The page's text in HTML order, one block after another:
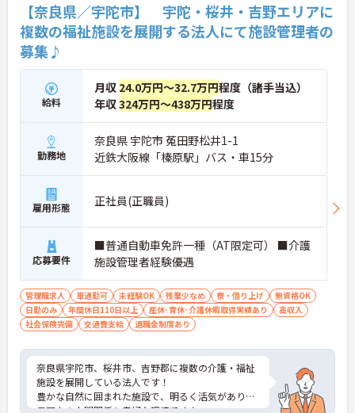
【奈良県／宇陀市】 宇陀・桜井・吉野エリアに
複数の福祉施設を展開する法人にて施設管理者の
募集♪
給料
月収 24.0万円～32.7万円程度（諸手当込）
年収324万円～438万円程度
勤務地
奈良県 宇陀市 菟田野松井1-1
近鉄大阪線「榛原駅」バス・車15分
雇用形態 正社員(正職員)
応募要件
■普通自動車免許一種（AT限定可） ■介護
施設管理者経験優遇
管理職求人 車通勤可 未経験OK 残業少なめ 寮・借り上げ
無資格OK
日勤のみ
年間休日110日以上 産休･育休･介護休暇取得実績あり
高収入
社会保険完備
交通費支給 退職金制度あり
奈良県宇陀市、桜井市、吉野郡に複数の介護・福祉
施設を展開している法人です！
豊かな自然に囲まれた施設で、明るく活気があり職